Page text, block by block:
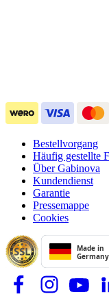
Bestellvorgang
Häufig gestellte
Über Gabinova
Kundendienst
Garantie
Pressemappe
Cookies